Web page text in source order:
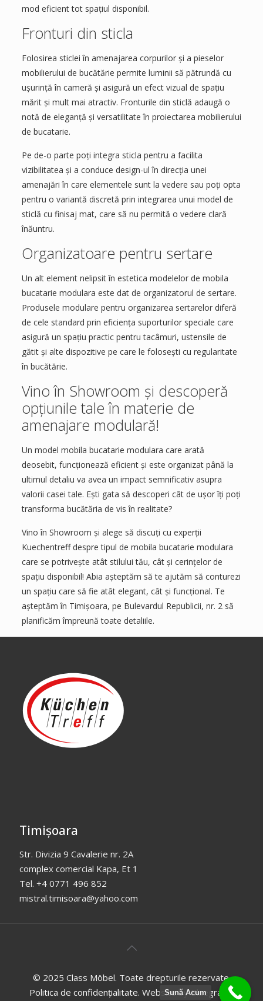
mod eficient tot spațiul disponibil.
Fronturi din sticla
Folosirea sticlei în amenajarea corpurilor și a pieselor
mobilierului de bucătărie permite luminii să pătrundă cu
ușurință în cameră și asigură un efect vizual de spațiu
mărit și mult mai atractiv. Fronturile din sticlă adaugă o
notă de eleganță și versatilitate în proiectarea mobilierului
de bucatarie.
Pe de-o parte poți integra sticla pentru a facilita
vizibilitatea și a conduce design-ul în direcția unei
amenajări în care elementele sunt la vedere sau poți opta
pentru o variantă discretă prin integrarea unui model de
sticlă cu finisaj mat, care să nu permită o vedere clară
înăuntru.
Organizatoare pentru sertare
Un alt element nelipsit în estetica modelelor de mobila
bucatarie modulara este dat de organizatorul de sertare.
Produsele modulare pentru organizarea sertarelor diferă
de cele standard prin eficiența suporturilor speciale care
asigură un spațiu practic pentru tacâmuri, ustensile de
gătit și alte dispozitive pe care le folosești cu regularitate
în bucătărie.
Vino în Showroom și descoperă
opțiunile tale în materie de
amenajare modulară!
Un model mobila bucatarie modulara care arată
deosebit, funcționează eficient și este organizat până la
ultimul detaliu va avea un impact semnificativ asupra
valorii casei tale. Ești gata să descoperi cât de ușor îți poți
transforma bucătăria de vis în realitate?
Vino în Showroom și alege să discuți cu experții
Kuechentreff despre tipul de mobila bucatarie modulara
care se potrivește atât stilului tău, cât și cerințelor de
spațiu disponibil! Abia așteptăm să te ajutăm să conturezi
un spațiu care să fie atât elegant, cât și funcțional. Te
așteptăm în Timișoara, pe Bulevardul Republicii, nr. 2 să
planificăm împreună toate detaliile.
Timișoara
Str. Divizia 9 Cavalerie nr. 2A
complex comercial Kapa, Et 1
Tel. +4 0771 496 852
mistral.timisoara@yahoo.com
© 2025 Class Möbel. Toate drepturile rezervate.
Politica de confidențialitate. Website byBluegraph.
Sună Acum